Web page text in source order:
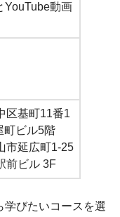
YouTube動画
区基町11番1
町ビル5階
市延広町1-25
前ビル 3F
学びたいコースを選